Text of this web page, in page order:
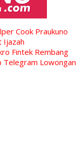
Cook Praukuno
Ijazah
Fintek Rembang
Telegram Lowongan